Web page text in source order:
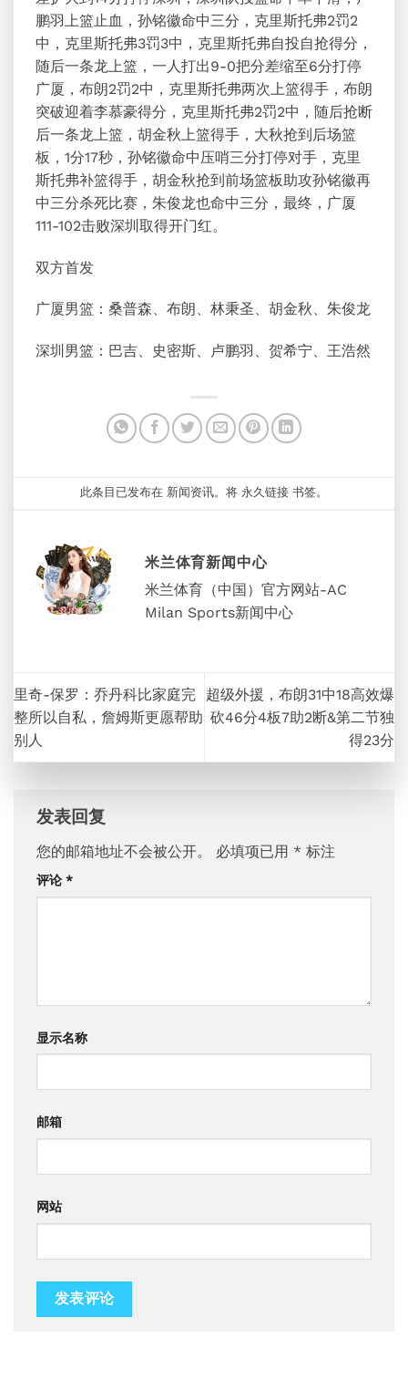
鹏羽上篮止血，孙铭徽命中三分，克里斯托弗2罚2
中，克里斯托弗3罚3中，克里斯托弗自投自抢得分，
随后一条龙上篮，一人打出9-0把分差缩至6分打停
广厦，布朗2罚2中，克里斯托弗两次上篮得手，布朗
突破迎着李慕豪得分，克里斯托弗2罚2中，随后抢断
后一条龙上篮，胡金秋上篮得手，大秋抢到后场篮
板，1分17秒，孙铭徽命中压哨三分打停对手，克里
斯托弗补篮得手，胡金秋抢到前场篮板助攻孙铭徽再
中三分杀死比赛，朱俊龙也命中三分，最终，广厦
111-102击败深圳取得开门红。
双方首发
广厦男篮：桑普森、布朗、林秉圣、胡金秋、朱俊龙
深圳男篮：巴吉、史密斯、卢鹏羽、贺希宁、王浩然
此条目已发布在 新闻资讯。将 永久链接 书签。
米兰体育新闻中心
米兰体育（中国）官方网站-AC
Milan Sports新闻中心
里奇-保罗：乔丹科比家庭完
整所以自私，詹姆斯更愿帮助
别人
超级外援，布朗31中18高效爆
砍46分4板7助2断&第二节独
得23分
发表回复
您的邮箱地址不会被公开。 必填项已用 * 标注
评论 *
显示名称
邮箱
网站